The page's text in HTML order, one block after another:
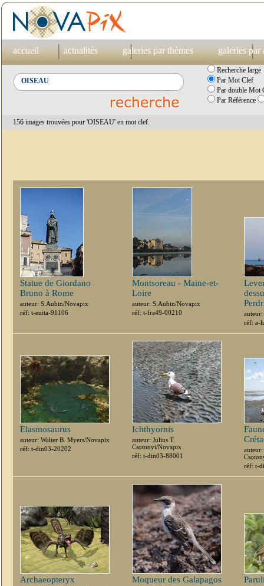
accueil actualités galeries par thèmes galeries par
Recherche large
Par Mot Clef
Par double Mot
Par Référence
156 images trouvées pour 'OISEAU' en mot clef.
Statue de Giordano
Bruno à Rome
auteur: S.Aubin/Novapix
réf: t-euita-91106
Montsoreau - Maine-et-
Loire
auteur: S.Aubin/Novapix
réf: t-fra49-00210
réf: a-
Elasmosaurus
auteur: Walter B. Myers/Novapix
réf: t-din03-20202
Ichthyornis
auteur: Julius T.
Csotonyi/Novapix
réf: t-din03-88001
réf: t-
Archaeopteryx Moqueur des Galapagos